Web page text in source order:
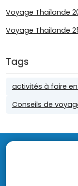
Voyage Thaïlande
Voyage Thailande
Tags
activités à faire
Conseils de